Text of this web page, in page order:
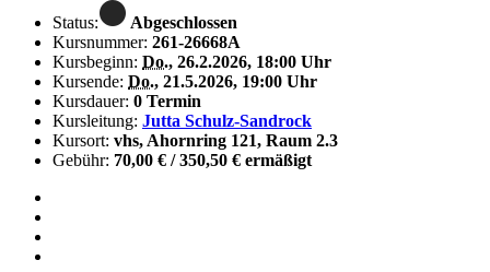
Status:
Abgeschlossen
Kursnummer: 261-26668A
Kursbeginn: Do., 26.2.2026, 18:00 Uhr
Kursende: Do., 21.5.2026, 19:00 Uhr
Kursdauer: 0 Termin
Kursleitung: Jutta Schulz-Sandrock
Kursort: vhs, Ahornring 121, Raum 2.3
Gebühr: 70,00 € / 350,50 € ermäßigt